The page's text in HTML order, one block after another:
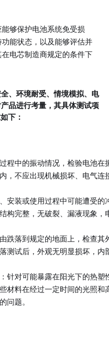
够保护电池系统免受损
能状态，以及能够评估并
电芯制造商规定的条件下
、环境耐受、情境模拟、电
品进行考量，其具体测试项
下：
程中的振动情况，检验电池
，不应出现机械损坏、电气
安装或使用过程中可能遭受
构完整，无破裂、漏液现象
跌落到规定的地面上，检查
测试后，外观无明显损坏，
：针对可能暴露在阳光下的热
材料在经过一定时间的光照
问题。